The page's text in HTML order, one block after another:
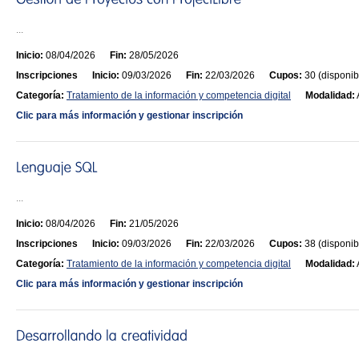
...
Inicio: 08/04/2026 Fin: 28/05/2026
Inscripciones
Inicio: 09/03/2026 Fin: 22/03/2026 Cupos: 30
Categoría: Tratamiento de la información y competencia digital Modalidad:
Clic para más información y gestionar inscripción
...
Inicio: 08/04/2026 Fin: 21/05/2026
Inscripciones
Inicio: 09/03/2026 Fin: 22/03/2026 Cupos: 38
Categoría: Tratamiento de la información y competencia digital Modalidad:
Clic para más información y gestionar inscripción